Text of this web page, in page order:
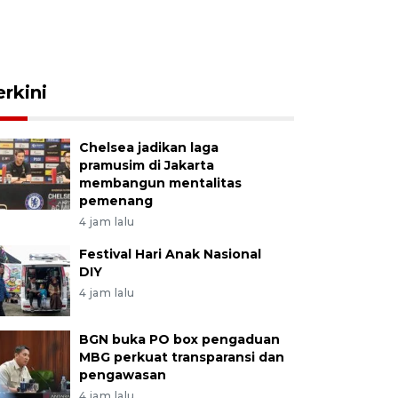
Chelsea jadikan laga
pramusim di Jakarta
membangun mentalitas
pemenang
4 jam lalu
Festival Hari Anak Nasional
DIY
4 jam lalu
BGN buka PO box pengaduan
MBG perkuat transparansi dan
pengawasan